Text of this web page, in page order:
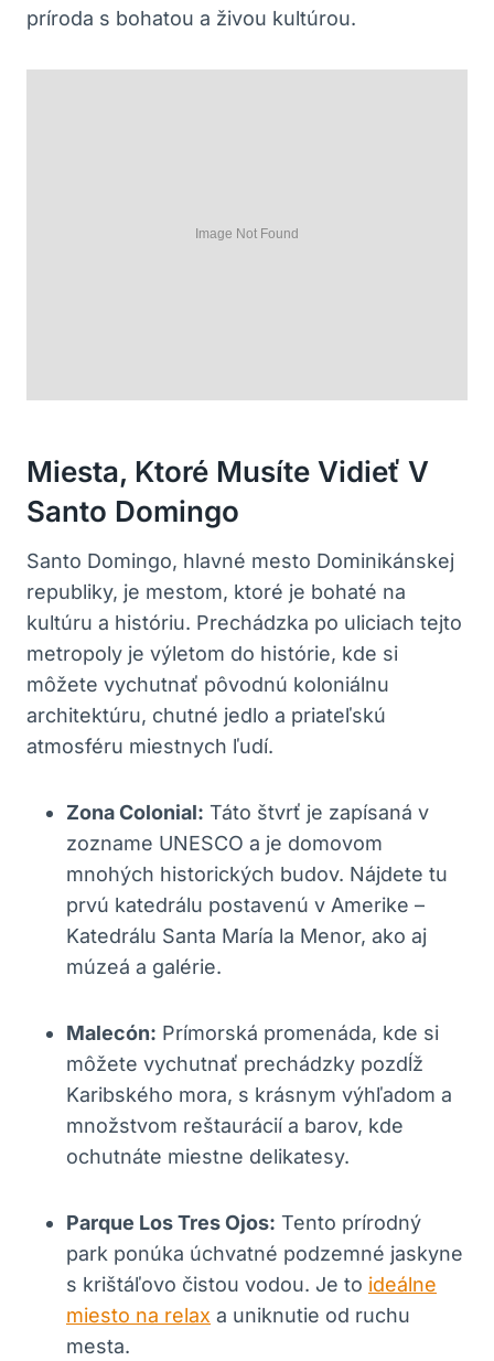
príroda s bohatou a živou kultúrou.
Miesta, Ktoré Musíte Vidieť V
Santo Domingo
Santo Domingo, hlavné mesto Dominikánskej
republiky, je mestom, ktoré je bohaté na
kultúru a históriu. Prechádzka po uliciach tejto
metropoly je výletom do histórie, kde si
môžete vychutnať pôvodnú koloniálnu
architektúru, chutné jedlo a priateľskú
atmosféru miestnych ľudí.
Zona Colonial: Táto štvrť je zapísaná v
zozname UNESCO a je domovom
mnohých historických budov. Nájdete tu
prvú katedrálu postavenú v Amerike –
Katedrálu Santa María la Menor, ako aj
múzeá a galérie.
Malecón: Prímorská promenáda, kde si
môžete vychutnať prechádzky pozdĺž
Karibského mora, s krásnym výhľadom a
množstvom reštaurácií a barov, kde
ochutnáte miestne delikatesy.
Parque Los Tres Ojos: Tento prírodný
park ponúka úchvatné podzemné jaskyne
s krištáľovo čistou vodou. Je to ideálne
miesto na relax a uniknutie od ruchu
mesta.